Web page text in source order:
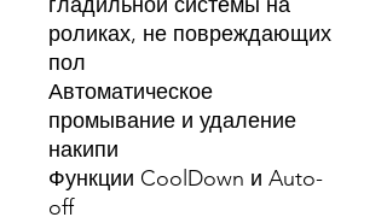
роликах, не повреждающих
пол
Автоматическое
промывание и удаление
накипи
Функции CoolDown и Auto-
off